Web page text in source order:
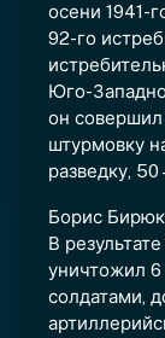
осени 1941-
92-го
Юго-
он совершил
штурмовку
разведку, 50
Борис
В
уничтожил 6
солдатами,